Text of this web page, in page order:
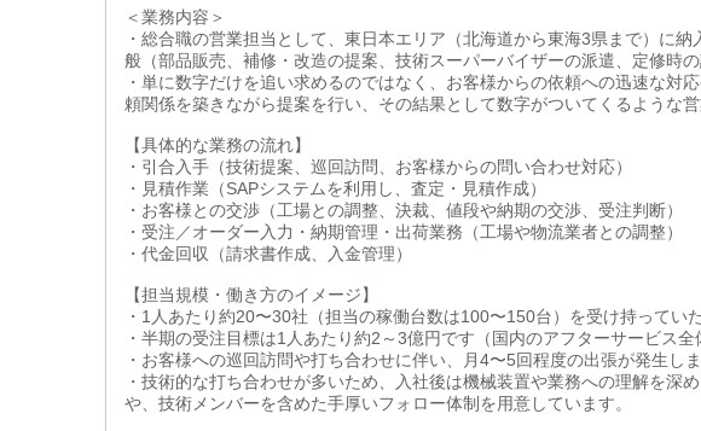
＜業務内容＞
・総合職の営業担当として、東日本エリア（北海道から東海3県まで）に
般（部品販売、補修・改造の提案、技術スーパーバイザーの派遣、定修時
・単に数字だけを追い求めるのではなく、お客様からの依頼への迅速な対
頼関係を築きながら提案を行い、その結果として数字がついてくるような営
【具体的な業務の流れ】
・引合入手（技術提案、巡回訪問、お客様からの問い合わせ対応）
・見積作業（SAPシステムを利用し、査定・見積作成）
・お客様との交渉（工場との調整、決裁、値段や納期の交渉、受注判断）
・受注／オーダー入力・納期管理・出荷業務（工場や物流業者との調整）
・代金回収（請求書作成、入金管理）
【担当規模・働き方のイメージ】
・1人あたり約20〜30社（担当の稼働台数は100〜150台）を受け持ってい
・半期の受注目標は1人あたり約2～3億円です（国内のアフターサービス全
・お客様への巡回訪問や打ち合わせに伴い、月4〜5回程度の出張が発生しま
・技術的な打ち合わせが多いため、入社後は機械装置や業務への理解を深
や、技術メンバーを含めた手厚いフォロー体制を用意しています。